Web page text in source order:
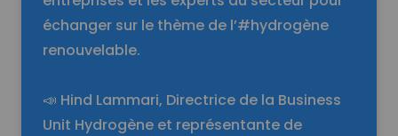
échanger sur le thème de l’#hydrogène
renouvelable.
📣 Hind Lammari, Directrice de la Business
Unit Hydrogène et représentante de